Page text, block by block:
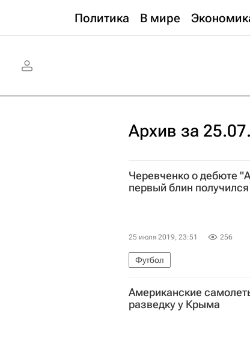
Политика В мире
Архив за
Черевченко о дебюте
первый блин
25 июля 2019, 23:51 256
Футбол
Американские
разведку у Крыма